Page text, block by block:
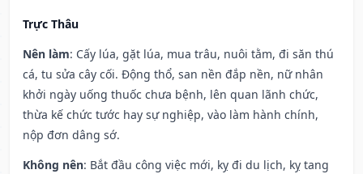
Trực Thâu
Nên làm: Cấy lúa, gặt lúa, mua trâu, nuôi tằm, đi săn thú
cá, tu sửa cây cối. Động thổ, san nền đắp nền, nữ nhân
khởi ngày uống thuốc chưa bệnh, lên quan lãnh chức,
thừa kế chức tước hay sự nghiệp, vào làm hành chính,
nộp đơn dâng sớ.
Không nên: Bắt đầu công việc mới, kỵ đi du lịch, kỵ tang